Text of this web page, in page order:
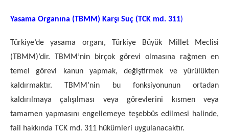
Yasama Organına (TBMM) Karşı Suç (TCK md. 311)
Türkiye’de yasama organı, Türkiye Büyük Millet Meclisi
(TBMM)’dir. TBMM’nin birçok görevi olmasına rağmen en
temel görevi kanun yapmak, değiştirmek ve yürülükten
kaldırmaktır. TBMM’nin bu fonksiyonunun ortadan
kaldırılmaya çalışılması veya görevlerini kısmen veya
tamamen yapmasını engellemeye teşebbüs edilmesi halinde,
fail hakkında TCK md. 311 hükümleri uygulanacaktır.